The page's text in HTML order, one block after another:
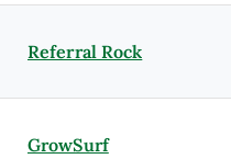
Referral Rock
GrowSurf